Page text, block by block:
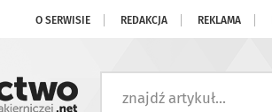
O SERWISIE REDAKCJA REKLAMA